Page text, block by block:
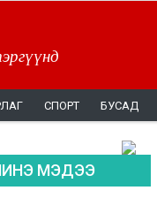
СПОРТ БУСАД
МЭДЭЭ